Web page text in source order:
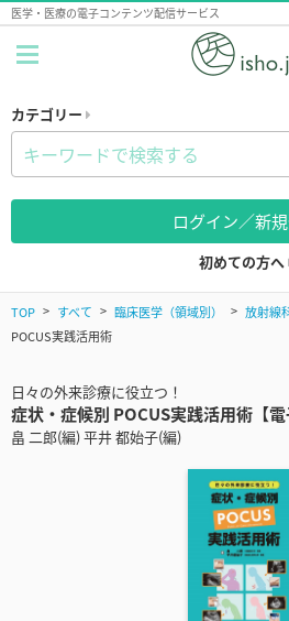
医学・医療の電子コンテンツ配信サービス
カテゴリー
ログイン／新
初めての方へ
TOP すべて 臨床医学（領域別） 放射線
POCUS実践活用術
日々の外来診療に役立つ！
症状・症候別 POCUS実践活用術【電
畠 二郎(編) 平井 都始子(編)